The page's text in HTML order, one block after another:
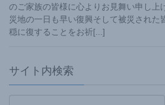
のご家族の皆様に心よりお見舞い申し上
災地の一日も早い復興そして被災された
穏に復することをお祈[...]
サイト内検索